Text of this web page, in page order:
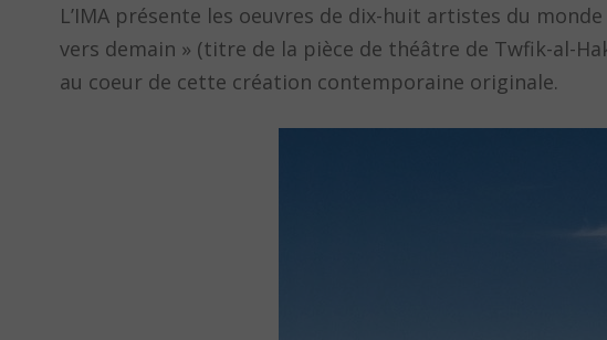
L’IMA présente les oeuvres de dix-huit artistes du
vers demain » (titre de la pièce de théâtre de Twfik-al-
au coeur de cette création contemporaine originale.